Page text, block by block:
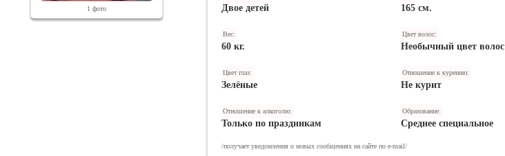
1 фото Двое детей 165 см.
Вес:
60 кг.
Цвет волос:
Необычный цвет волос
Цвет глаз:
Зелёные
Отношение к курению:
Не курит
Отношение к алкоголю:
Только по праздникам
Образование:
Среднее специальное
/получает уведомления о новых сообщениях на сайте по e-mail/